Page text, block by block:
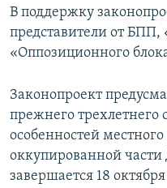
В поддержку
представители от БПП,
«Оппозиционного
Законопроект
прежнего трехлетнего
особенностей
оккупированной
завершается 18